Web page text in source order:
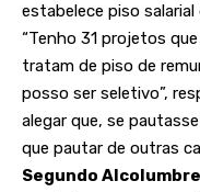
estabelece piso salarial
“Tenho 31 projetos
tratam de piso de
posso ser seletivo”,
alegar que, se
que pautar de outras
Segundo